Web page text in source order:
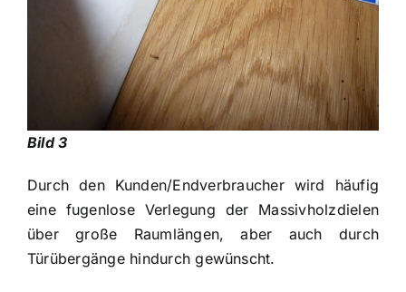
Bild 3
Durch den Kunden/Endverbraucher wird häufig
eine fugenlose Verlegung der Massivholzdielen
über große Raumlängen, aber auch durch
Türübergänge hindurch gewünscht.